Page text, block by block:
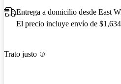
Entrega a domicilio desde East
El precio incluye envío de $1,634
Trato justo